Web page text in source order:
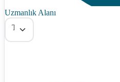
Uzmanlık Alanı
Tümü